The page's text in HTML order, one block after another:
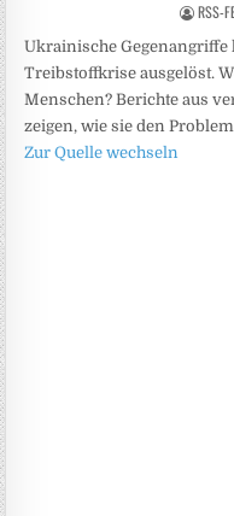
RSS-
Ukrainische Gegenangriffe
Treibstoffkrise ausgelöst.
Menschen? Berichte aus
zeigen, wie sie den
Zur Quelle wechseln